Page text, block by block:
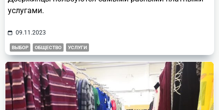
услугами.
09.11.2023
ВЫБОР ОБЩЕСТВО УСЛУГИ